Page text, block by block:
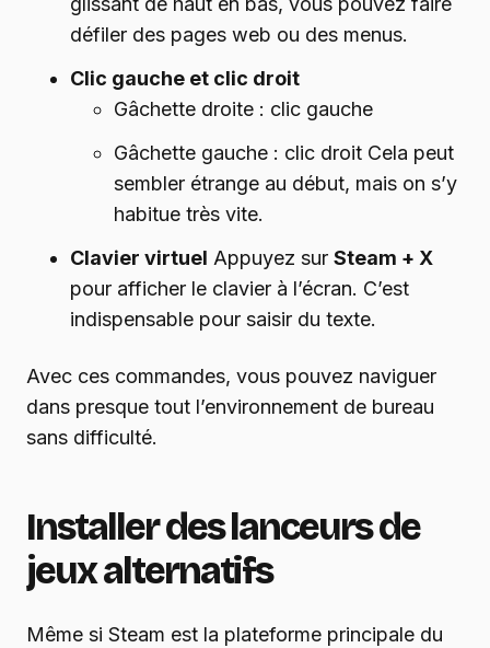
défiler des pages web ou des menus.
Clic gauche et clic droit
Gâchette droite : clic gauche
Gâchette gauche : clic droit Cela peut
sembler étrange au début, mais on s’y
habitue très vite.
Clavier virtuel Appuyez sur Steam + X
pour afficher le clavier à l’écran. C’est
indispensable pour saisir du texte.
Avec ces commandes, vous pouvez naviguer
dans presque tout l’environnement de bureau
sans difficulté.
Installer des lanceurs de
jeux alternatifs
Même si Steam est la plateforme principale du